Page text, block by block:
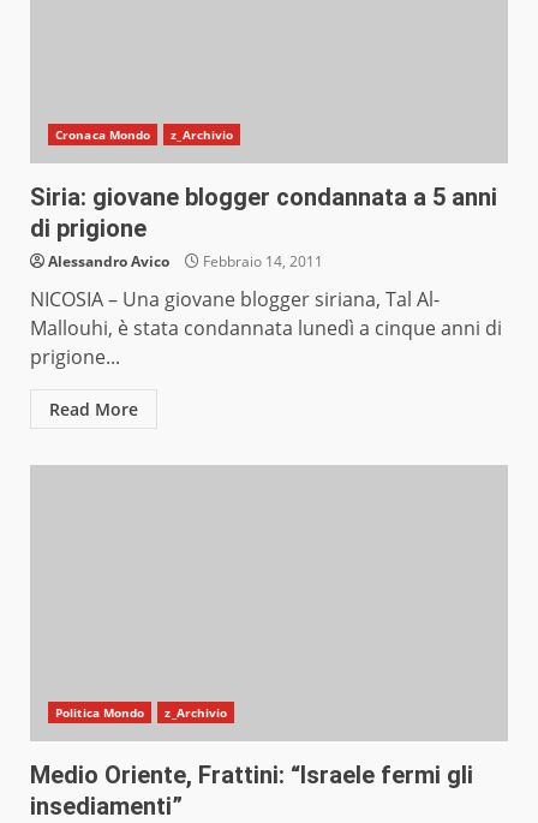
Cronaca Mondo z_Archivio
Siria: giovane blogger condannata a 5 anni
di prigione
Alessandro Avico Febbraio 14, 2011
NICOSIA – Una giovane blogger siriana, Tal Al-
Mallouhi, è stata condannata lunedì a cinque anni di
prigione...
Read More
Politica Mondo z_Archivio
Medio Oriente, Frattini: “Israele fermi gli
insediamenti”